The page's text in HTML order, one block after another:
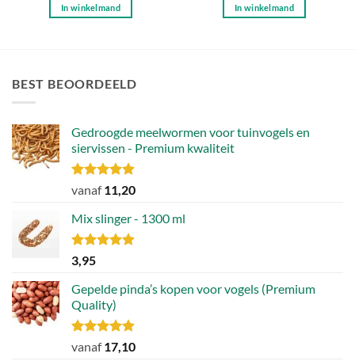
68,21.
In winkelmand In winkelmand
BEST BEOORDEELD
Gedroogde meelwormen voor tuinvogels en
siervissen - Premium kwaliteit
Gewaardeerd
uit 5
vanaf11,20
Mix slinger - 1300 ml
Gewaardeerd
4.79
3,95
Gepelde pinda’s kopen voor vogels (Premium
Quality)
Gewaardeerd
uit 5
vanaf17,10